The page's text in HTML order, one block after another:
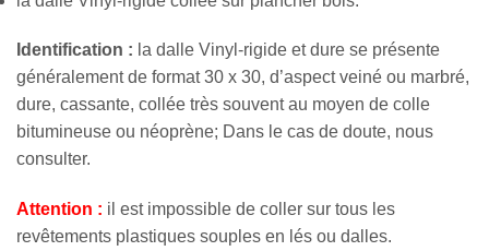
Identification : la dalle Vinyl-rigide et dure se présente
généralement de format 30 x 30, d’aspect veiné ou marbré,
dure, cassante, collée très souvent au moyen de colle
bitumineuse ou néoprène; Dans le cas de doute, nous
consulter.
Attention : il est impossible de coller sur tous les
revêtements plastiques souples en lés ou dalles.